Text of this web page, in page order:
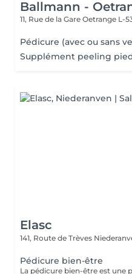
Ballmann -
11, Rue de la Gare Oetrange L-
Pédicure (avec ou sans
Supplément peeling
Elasc
141, Route de Trèves
Pédicure bien-être